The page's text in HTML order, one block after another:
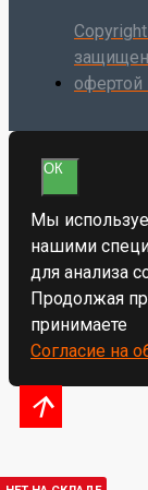
офертой
ОК
Мы
нашими
для анализа
Продолжая
принимаете
Согласие на